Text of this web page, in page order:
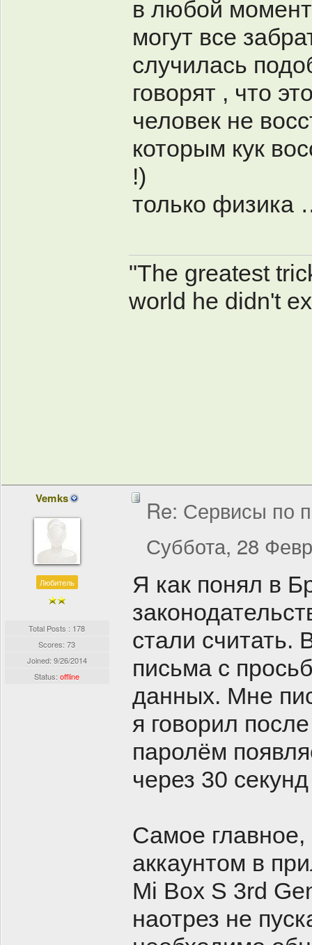
в любой
могут все
случилась
говорят , что
человек не
которым кук
!)
только физика
"The greatest
world he didn't
Vemks
Любитель
Total Posts : 178
Scores: 73
Joined: 9/26/2014
Status:offline
Re: Сервисы по
Суббота, 28
Я как понял в
стали считать.
письма с
данных. Мне
я говорил
паролём
через 30
Самое главное,
аккаунтом в
Mi Box S 3rd
наотрез не